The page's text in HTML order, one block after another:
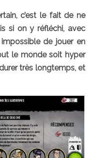
c’est le fait de ne
si on y réfléchi, avec
de jouer en
le monde soit hyper
très longtemps, et